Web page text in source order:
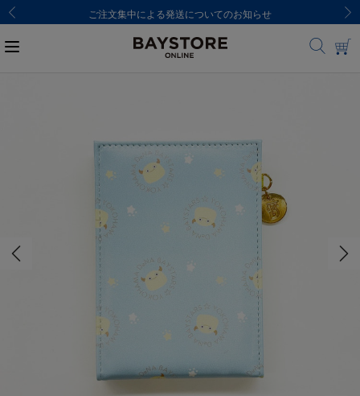
ご注文集中による発送についてのお知らせ